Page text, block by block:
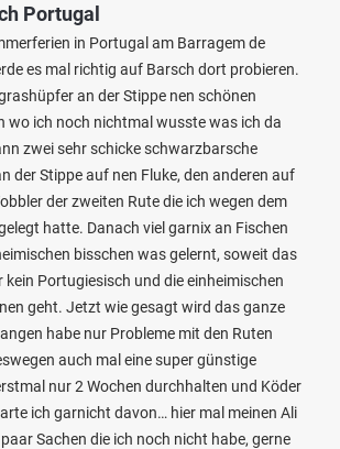
Portugal
in Portugal am Barragem de
es mal richtig auf Barsch dort probieren.
an der Stippe nen schönen
wo ich noch nichtmal wusste was ich da
zwei sehr schicke schwarzbarsche
der Stippe auf nen Fluke, den anderen auf
der zweiten Rute die ich wegen dem
hatte. Danach viel garnix an Fischen
bisschen was gelernt, soweit das
kein Portugiesisch und die einheimischen
geht. Jetzt wie gesagt wird das ganze
habe nur Probleme mit den Ruten
auch mal eine super günstige
nur 2 Wochen durchhalten und Köder
ich garnicht davon… hier mal meinen Ali
Sachen die ich noch nicht habe, gerne